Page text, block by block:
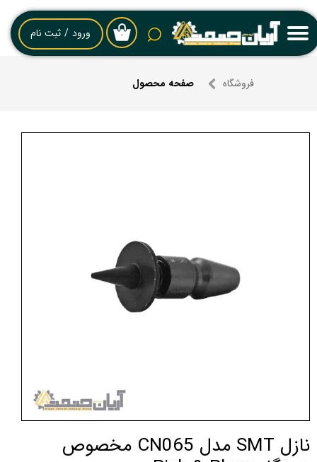
۰ ورود / ثبت نام
حساب کاربری من
خروج از حساب کاربری
فروشگاه صفحه محصول
نازل SMT مدل CN065 مخصوص